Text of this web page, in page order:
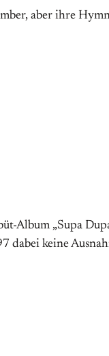
aber ihre
Album „Supa
dabei keine